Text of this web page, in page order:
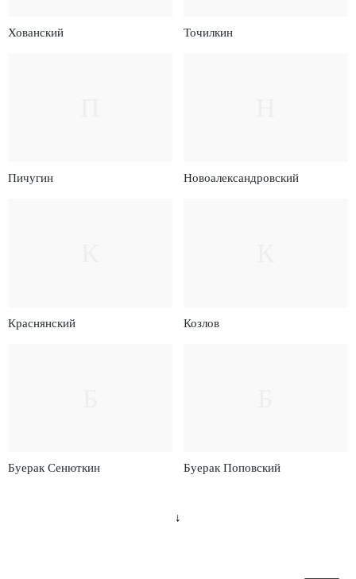
Хованский Точилкин
Пичугин Новоалександровский
Краснянский Козлов
Буерак Сенюткин Буерак Поповский
↓